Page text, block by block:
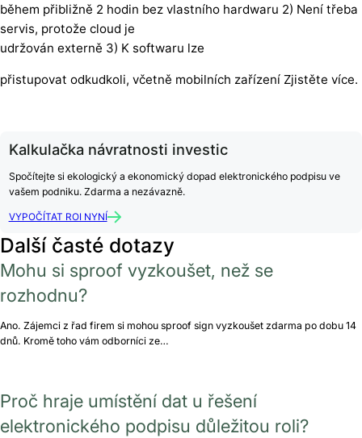
během přibližně 2 hodin bez vlastního hardwaru 2) Není třeba
servis, protože cloud je
udržován externě 3) K softwaru lze
přistupovat odkudkoli, včetně mobilních zařízení Zjistěte více.
Kalkulačka návratnosti investic
Spočítejte si ekologický a ekonomický dopad elektronického podpisu ve
vašem podniku. Zdarma a nezávazně.
VYPOČÍTAT ROI NYNÍ
Další časté dotazy
Mohu si sproof vyzkoušet, než se
rozhodnu?
Ano. Zájemci z řad firem si mohou sproof sign vyzkoušet zdarma po dobu 14
dnů. Kromě toho vám odborníci ze…
Proč hraje umístění dat u řešení
elektronického podpisu důležitou roli?